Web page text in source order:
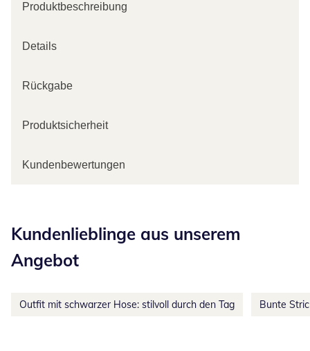
Produktbeschreibung
Details
Rückgabe
Produktsicherheit
Kundenbewertungen
Kundenlieblinge aus unserem
Angebot
Outfit mit schwarzer Hose: stilvoll durch den Tag Bunte